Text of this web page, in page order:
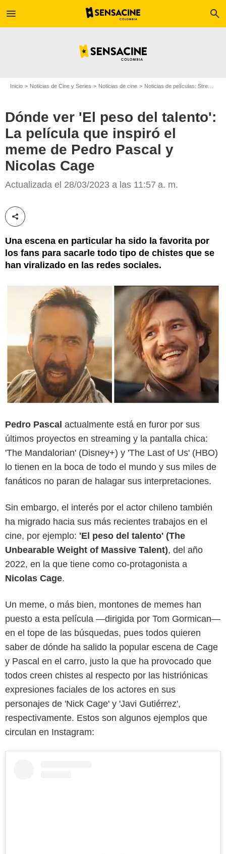
menu search
Inicio Noticias de Cine y Series Noticias de cine Noticias de películas: Streaming
Dónde ver 'El peso del talento':
La película que inspiró el
meme de Pedro Pascal y
Nicolas Cage
Actualizada el 28/03/2023 a las 11:57 a. m.
Compartir esta noticia
Una escena en particular ha sido la favorita por
los fans para sacarle todo tipo de chistes que se
han viralizado en las redes sociales.
'El peso del talento', comedia de acción/Foto: Redes sociales
Pedro Pascal actualmente está en furor por sus
últimos proyectos en streaming y la pantalla chica:
'The Mandalorian' (Disney+) y 'The Last of Us' (HBO)
lo tienen en la boca de todo el mundo y sus miles de
fanáticos no paran de halagar sus interpretaciones.
Sin embargo, el interés por el actor chileno también
ha migrado hacia sus más recientes trabajos en el
cine, por ejemplo: 'El peso del talento' (The
Unbearable Weight of Massive Talent), del año
2022, en la que tiene como co-protagonista a
Nicolas Cage.
Un meme, o más bien, montones de memes han
puesto a esta película —dirigida por Tom Gormican—
en el tope de las búsquedas, pues todos quieren
saber de dónde ha salido la popular escena de Cage
y Pascal en el carro, justo la que ha provocado que
todos creen chistes al respecto por las histriónicas
expresiones faciales de los actores en sus
personajes de 'Nick Cage' y 'Javi Gutiérrez',
respectivamente. Estos son algunos ejemplos que
circulan en Instagram: